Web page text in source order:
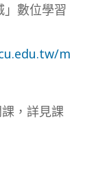
」數位學習
m
，詳見課